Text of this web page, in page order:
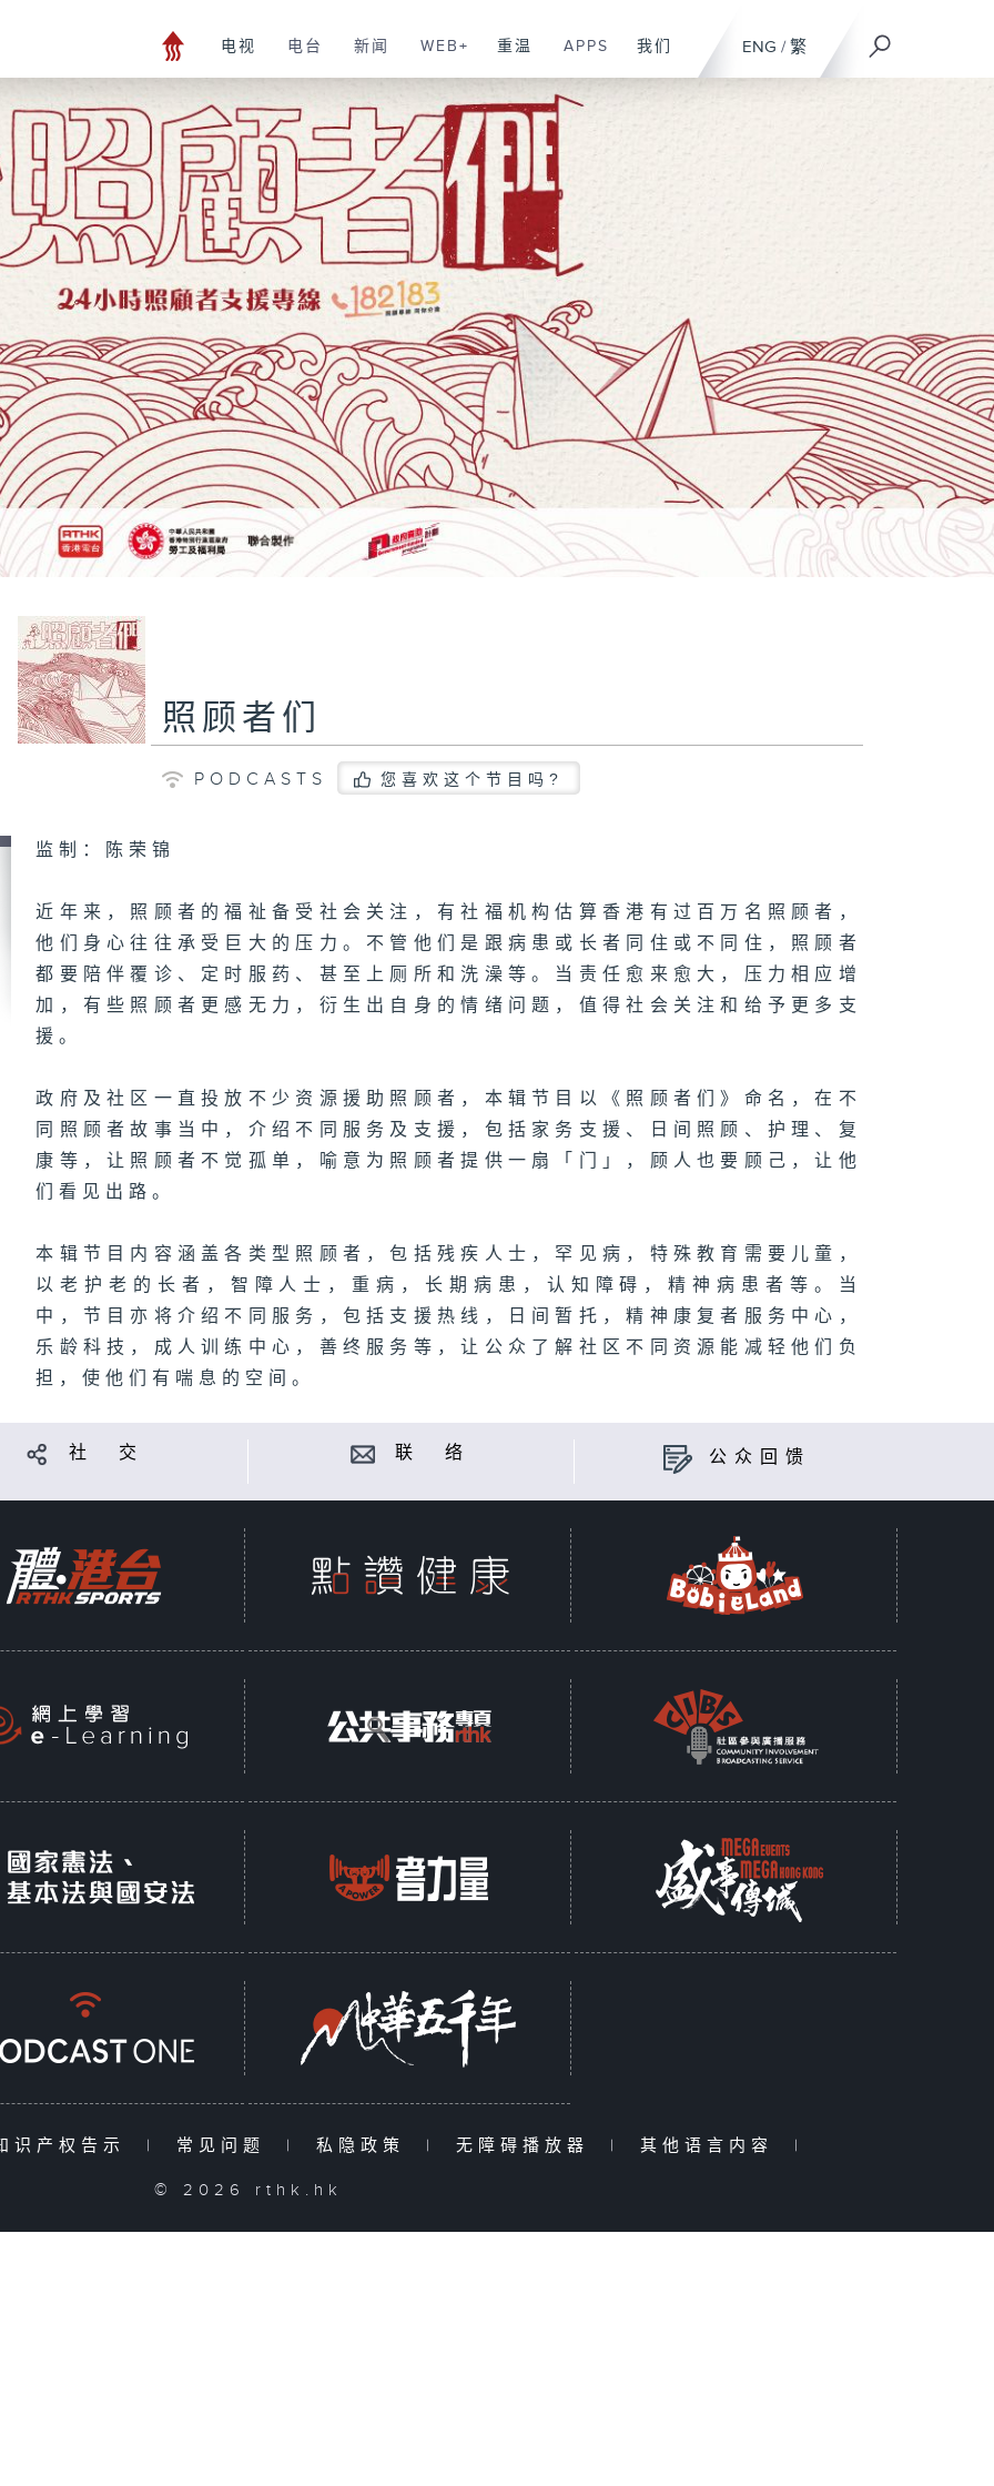
ENG / 繁
电视 电台 新闻 WEB+ 重温 APPS 我们
照顾者们
PODCASTS 您喜欢这个节目吗?
监制：陈荣锦
近年来，照顾者的福祉备受社会关注，有社福机构估算香港有过百万名照顾者，
他们身心往往承受巨大的压力。不管他们是跟病患或长者同住或不同住，照顾者
都要陪伴覆诊、定时服药、甚至上厕所和洗澡等。当责任愈来愈大，压力相应增
加，有些照顾者更感无力，衍生出自身的情绪问题，值得社会关注和给予更多支
援。
政府及社区一直投放不少资源援助照顾者，本辑节目以《照顾者们》命名，在不
同照顾者故事当中，介绍不同服务及支援，包括家务支援、日间照顾、护理、复
康等，让照顾者不觉孤单，喻意为照顾者提供一扇「门」，顾人也要顾己，让他
们看见出路。
本辑节目内容涵盖各类型照顾者，包括残疾人士，罕见病，特殊教育需要儿童，
以老护老的长者，智障人士，重病，长期病患，认知障碍，精神病患者等。当
中，节目亦将介绍不同服务，包括支援热线，日间暂托，精神康复者服务中心，
乐龄科技，成人训练中心，善终服务等，让公众了解社区不同资源能减轻他们负
担，使他们有喘息的空间。
社 交 联 络 公众回馈
识产权告示 | 常见问题 | 私隐政策 | 无障碍播放器 | 其他语言内容 |
© 2026 rthk.hk